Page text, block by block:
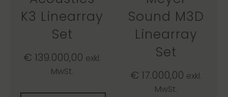
K3 Linearray
Set
€ 139.000,00 exkl.
MwSt.
Sound M3D
Linearray
Set
€ 17.000,00 exkl.
MwSt.